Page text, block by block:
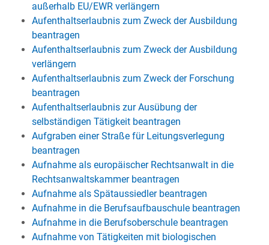
außerhalb EU/EWR verlängern
Aufenthaltserlaubnis zum Zweck der Ausbildung
beantragen
Aufenthaltserlaubnis zum Zweck der Ausbildung
verlängern
Aufenthaltserlaubnis zum Zweck der Forschung
beantragen
Aufenthaltserlaubnis zur Ausübung der
selbständigen Tätigkeit beantragen
Aufgraben einer Straße für Leitungsverlegung
beantragen
Aufnahme als europäischer Rechtsanwalt in die
Rechtsanwaltskammer beantragen
Aufnahme als Spätaussiedler beantragen
Aufnahme in die Berufsaufbauschule beantragen
Aufnahme in die Berufsoberschule beantragen
Aufnahme von Tätigkeiten mit biologischen